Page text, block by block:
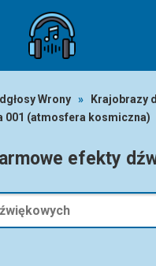
Wrony »
Krajobrazy
001 (atmosfera kosmiczna)
efekty